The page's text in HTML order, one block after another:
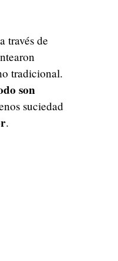
través de
tradicional.
son
suciedad
.